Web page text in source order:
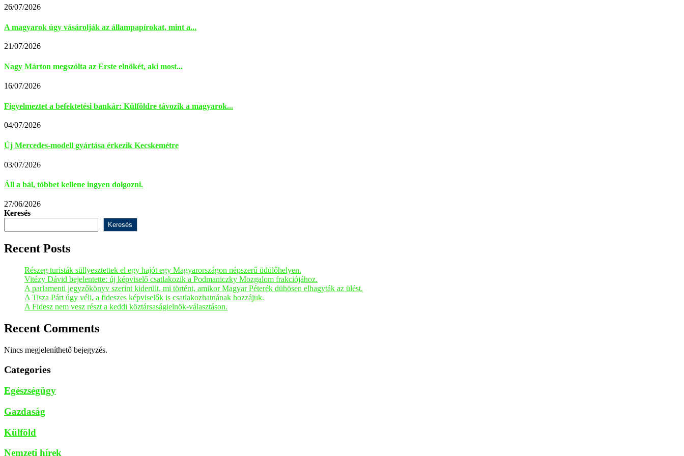
26/07/2026
A magyarok úgy vásárolják az állampapírokat, mint a...
21/07/2026
Nagy Márton megszólta az Erste elnökét, aki most...
16/07/2026
Figyelmeztet a befektetési bankár: Külföldre távozik a magyarok...
04/07/2026
Új Mercedes-modell gyártása érkezik Kecskemétre
03/07/2026
Áll a bál, többet kellene ingyen dolgozni.
27/06/2026
Keresés
Keresés
Recent Posts
Részeg turisták süllyesztettek el egy hajót egy Magyarországon népszerű üdülőhelyen.
Vitézy Dávid bejelentette: új képviselő csatlakozik a Podmaniczky Mozgalom frakciójához.
A parlamenti jegyzőkönyv szerint kiderült, mi történt, amikor Magyar Péterék dühösen elhagyták az ülést.
A Tisza Párt úgy véli, a fideszes képviselők is csatlakozhatnának hozzájuk.
A Fidesz nem vesz részt a keddi köztársaságielnök-választáson.
Recent Comments
Nincs megjeleníthető bejegyzés.
Categories
Egészségügy
Gazdaság
Külföld
Nemzeti hírek